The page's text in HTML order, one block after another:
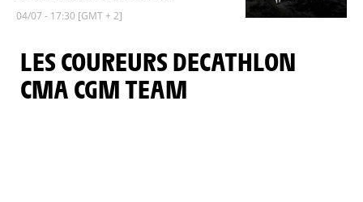
04/07 - 17:30 [GMT + 2]
LES COUREURS DECATHLON
CMA CGM TEAM